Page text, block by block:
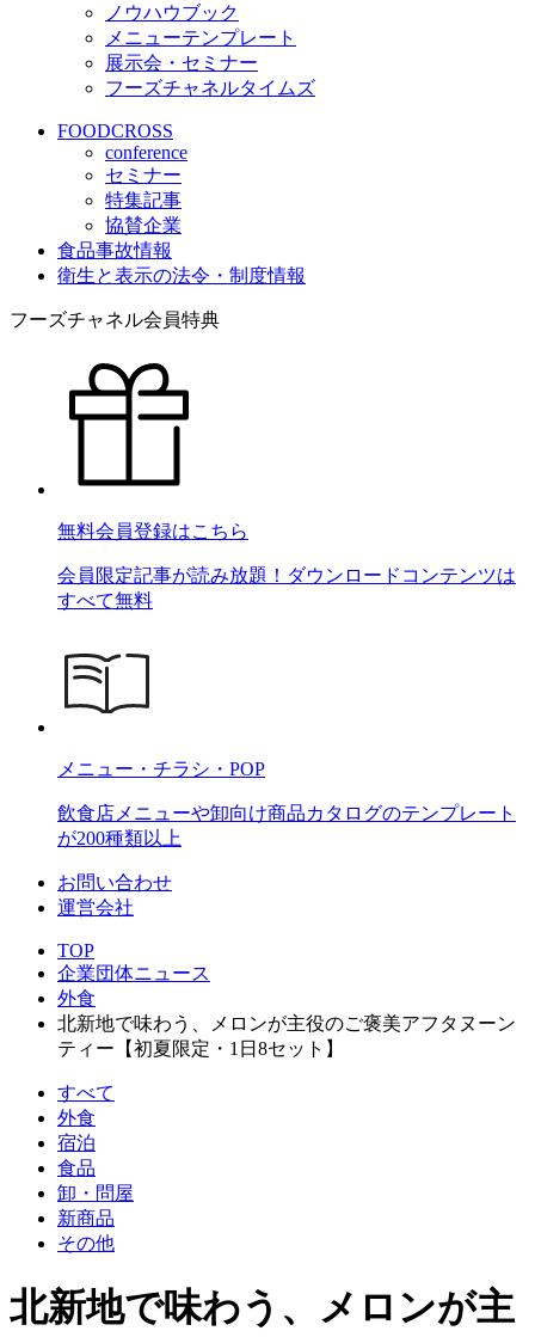
ノウハウブック
メニューテンプレート
展示会・セミナー
フーズチャネルタイムズ
FOODCROSS
conference
セミナー
特集記事
協賛企業
食品事故情報
衛生と表示の法令・制度情報
フーズチャネル会員特典
無料会員登録はこちら
会員限定記事が読み放題！ダウンロードコンテンツは
すべて無料
メニュー・チラシ・POP
飲食店メニューや卸向け商品カタログのテンプレート
が200種類以上
お問い合わせ
運営会社
TOP
企業団体ニュース
外食
北新地で味わう、メロンが主役のご褒美アフタヌーン
ティー【初夏限定・1日8セット】
すべて
外食
宿泊
食品
卸・問屋
新商品
その他
北新地で味わう、メロンが主